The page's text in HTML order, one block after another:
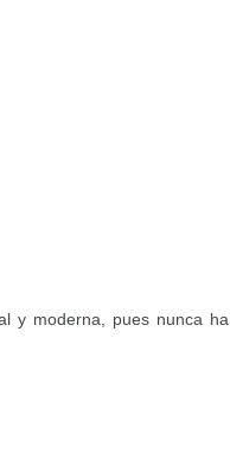
y moderna, pues nunca ha